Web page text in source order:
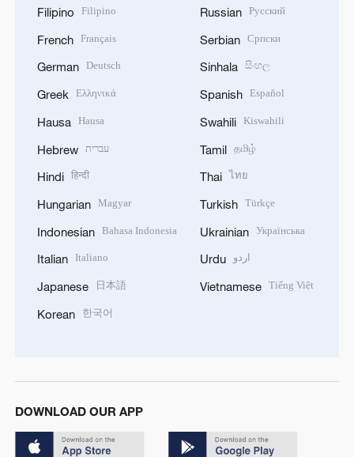
Filipino Filipino
French Français
German Deutsch
Greek Ελληνικά
Hausa Hausa
Hebrew עברית
Hindi हिन्दी
Hungarian Magyar
Indonesian Bahasa Indonesia
Italian Italiano
Japanese 日本語
Korean 한국어
Russian Русский
Serbian Српски
Sinhala සිංහල
Spanish Español
Swahili Kiswahili
Tamil தமிழ்
Thai ไทย
Turkish Türkçe
Ukrainian Українська
Urdu اردو
Vietnamese Tiếng Việt
DOWNLOAD OUR APP